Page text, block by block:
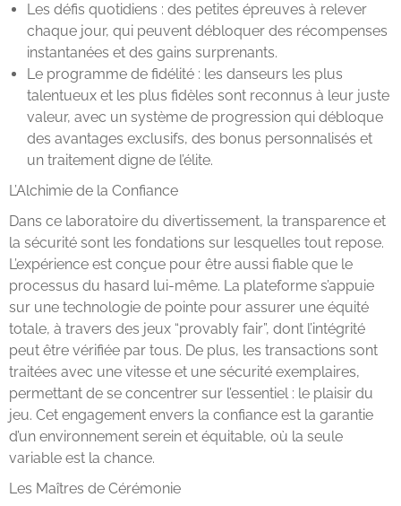
Les défis quotidiens : des petites épreuves à relever
chaque jour, qui peuvent débloquer des récompenses
instantanées et des gains surprenants.
Le programme de fidélité : les danseurs les plus
talentueux et les plus fidèles sont reconnus à leur juste
valeur, avec un système de progression qui débloque
des avantages exclusifs, des bonus personnalisés et
un traitement digne de l’élite.
L’Alchimie de la Confiance
Dans ce laboratoire du divertissement, la transparence et
la sécurité sont les fondations sur lesquelles tout repose.
L’expérience est conçue pour être aussi fiable que le
processus du hasard lui-même. La plateforme s’appuie
sur une technologie de pointe pour assurer une équité
totale, à travers des jeux “provably fair”, dont l’intégrité
peut être vérifiée par tous. De plus, les transactions sont
traitées avec une vitesse et une sécurité exemplaires,
permettant de se concentrer sur l’essentiel : le plaisir du
jeu. Cet engagement envers la confiance est la garantie
d’un environnement serein et équitable, où la seule
variable est la chance.
Les Maîtres de Cérémonie